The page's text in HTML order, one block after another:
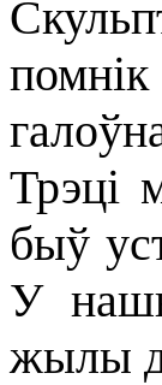
Трэці
быў
У
жылы